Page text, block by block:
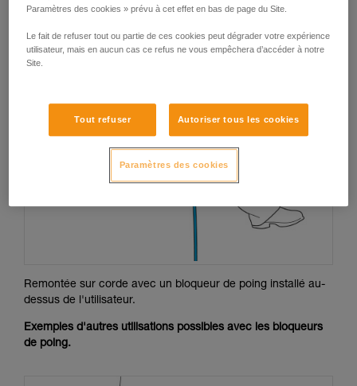
Remontée sur corde avec un bloqueur de poing installé au-
dessus de l'utilisateur.
Exemples d'autres utilisations possibles avec les bloqueurs
de poing.
Paramètres des cookies » prévu à cet effet en bas de page du Site.
Le fait de refuser tout ou partie de ces cookies peut dégrader votre expérience
utilisateur, mais en aucun cas ce refus ne vous empêchera d’accéder à notre
Site.
Tout refuser Autoriser tous les cookies
Paramètres des cookies